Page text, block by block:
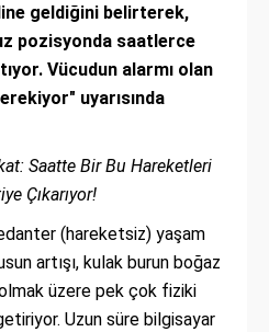
geldiğini belirterek,
pozisyonda saatlerce
Vücudun alarmı olan
uyarısında
Saatte Bir Bu Hareketleri
Çıkarıyor!
(hareketsiz) yaşam
artışı, kulak burun boğaz
üzere pek çok fiziki
Uzun süre bilgisayar